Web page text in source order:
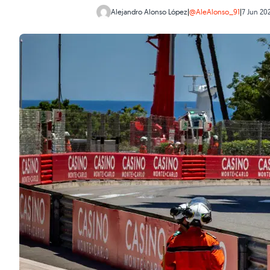
Alejandro Alonso López|@AleAlonso_91|7 Jun